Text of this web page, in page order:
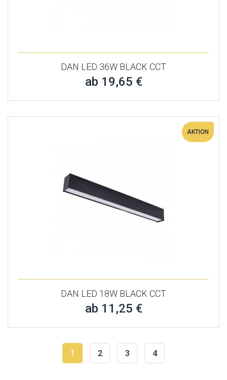
DAN LED 36W BLACK CCT
ab 19,65 €
AKTION
DAN LED 18W BLACK CCT
ab 11,25 €
1 2 3 4